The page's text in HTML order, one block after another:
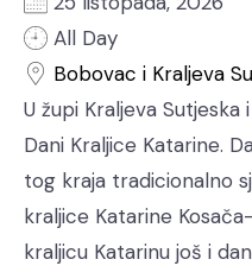
All Day
Bobovac i Kraljeva
U župi Kraljeva
Dani Kraljice Katarine.
tog kraja tradicionalno
kraljice Katarine
kraljicu Katarinu još i